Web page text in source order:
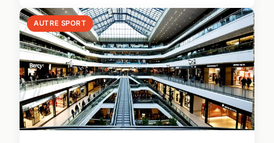
AUTRE SPORT